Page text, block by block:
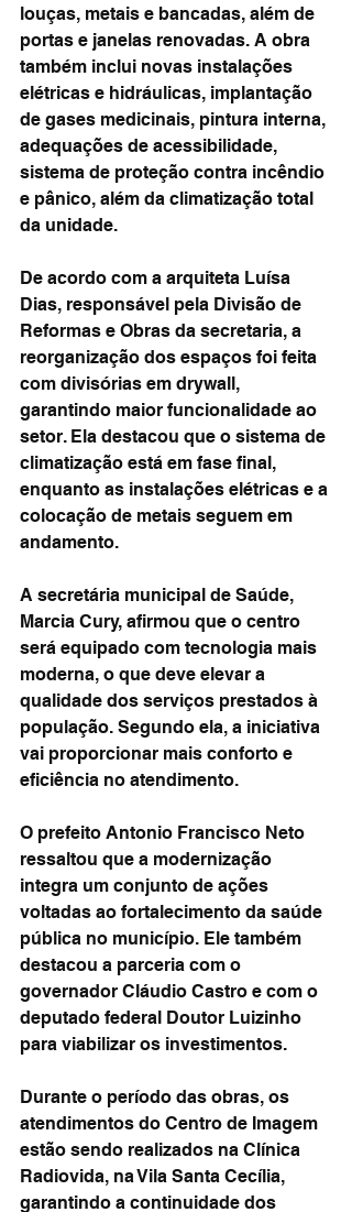
louças, metais e bancadas, além de
portas e janelas renovadas. A obra
também inclui novas instalações
elétricas e hidráulicas, implantação
de gases medicinais, pintura interna,
adequações de acessibilidade,
sistema de proteção contra incêndio
e pânico, além da climatização total
da unidade.
De acordo com a arquiteta Luísa
Dias, responsável pela Divisão de
Reformas e Obras da secretaria, a
reorganização dos espaços foi feita
com divisórias em drywall,
garantindo maior funcionalidade ao
setor. Ela destacou que o sistema de
climatização está em fase final,
enquanto as instalações elétricas e a
colocação de metais seguem em
andamento.
A secretária municipal de Saúde,
Marcia Cury, afirmou que o centro
será equipado com tecnologia mais
moderna, o que deve elevar a
qualidade dos serviços prestados à
população. Segundo ela, a iniciativa
vai proporcionar mais conforto e
eficiência no atendimento.
O prefeito Antonio Francisco Neto
ressaltou que a modernização
integra um conjunto de ações
voltadas ao fortalecimento da saúde
pública no município. Ele também
destacou a parceria com o
governador Cláudio Castro e com o
deputado federal Doutor Luizinho
para viabilizar os investimentos.
Durante o período das obras, os
atendimentos do Centro de Imagem
estão sendo realizados na Clínica
Radiovida, na Vila Santa Cecília,
garantindo a continuidade dos